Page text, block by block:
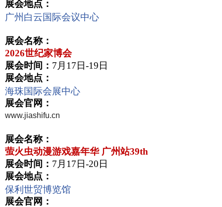
展会地点：
广州白云国际会议中心
展会名称：
2026世纪家博会
展会时间： 7 月 17 日-19 日
展会地点：
海珠国际会展中心
展会官网：
www.jiashifu.cn
展会名称：
萤火虫动漫游戏嘉年华 广州站39th
展会时间： 7 月 17 日-20 日
展会地点：
保利世贸博览馆
展会官网：